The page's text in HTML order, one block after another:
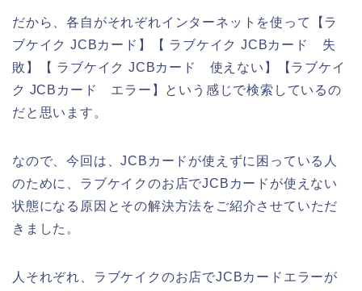
だから、各自がそれぞれインターネットを使って【ラ
ブケイク JCBカード】【 ラブケイク JCBカード 失
敗】【 ラブケイク JCBカード 使えない】【ラブケイ
ク JCBカード エラー】という感じで検索しているの
だと思います。
なので、今回は、JCBカードが使えずに困っている人
のために、ラブケイクのお店でJCBカードが使えない
状態になる原因とその解決方法をご紹介させていただ
きました。
人それぞれ、ラブケイクのお店でJCBカードエラーが